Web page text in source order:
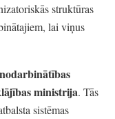
struktūras
lai viņus
nodarbinātības
ministrija. Tās
sistēmas